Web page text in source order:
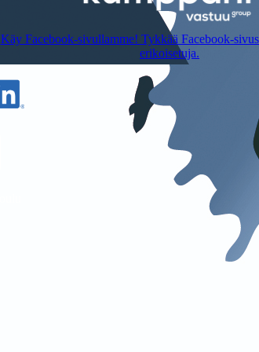
Käy Facebook-sivullamme! Tykkää Facebook-
erikoisetuja.